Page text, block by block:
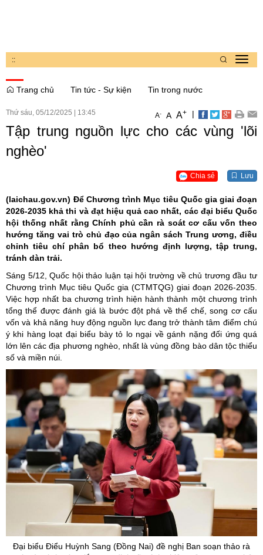
::
Trang chủ
Tin tức - Sự kiện Tin trong nước
Thứ sáu, 05/12/2025 13:45 A- A A+ |
Tập trung nguồn lực cho các vùng 'lõi
nghèo'
Chia sẻ Lưu
(laichau.gov.vn) Để Chương trình Mục tiêu Quốc gia giai đoạn
2026-2035 khả thi và đạt hiệu quả cao nhất, các đại biểu Quốc
hội thống nhất rằng Chính phủ cần rà soát cơ cấu vốn theo
hướng tăng vai trò chủ đạo của ngân sách Trung ương, điều
chỉnh tiêu chí phân bổ theo hướng định lượng, tập trung,
tránh dàn trải.
Sáng 5/12, Quốc hội thảo luận tại hội trường về chủ trương đầu tư
Chương trình Mục tiêu Quốc gia (CTMTQG) giai đoạn 2026-2035.
Việc hợp nhất ba chương trình hiện hành thành một chương trình
tổng thể được đánh giá là bước đột phá về thể chế, song cơ cấu
vốn và khả năng huy động nguồn lực đang trở thành tâm điểm chú
ý khi hàng loạt đại biểu bày tỏ lo ngại về gánh nặng đối ứng quá
lớn lên các địa phương nghèo, nhất là vùng đồng bào dân tộc thiểu
số và miền núi.
Đại biểu Điểu Huỳnh Sang (Đồng Nai) đề nghị Ban soạn thảo rà